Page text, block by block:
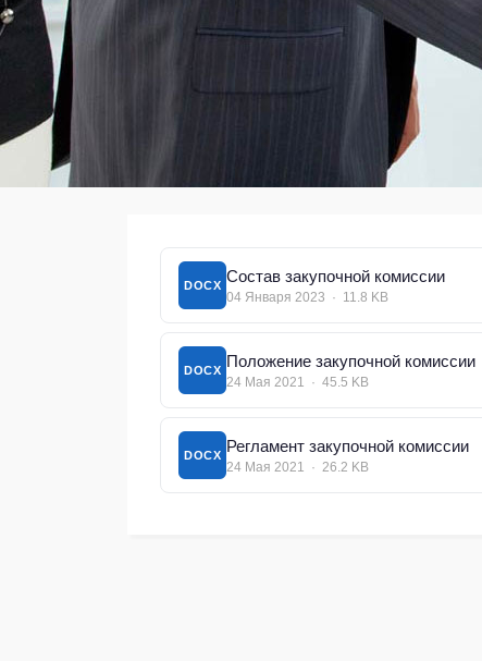
DOCX
Состав закупочной комиссии
04 Января 2023 · 11.8 KB
DOCX
Положение закупочной комиссии
24 Мая 2021 · 45.5 KB
DOCX
Регламент закупочной комиссии
24 Мая 2021 · 26.2 KB